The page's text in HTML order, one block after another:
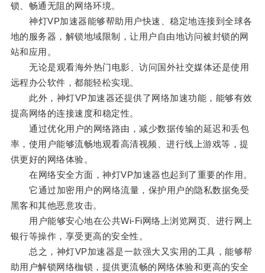
锁、畅通无阻的网络环境。
神灯VP加速器能够帮助用户快速、稳定地连接到全球各
地的服务器，解锁地域限制，让用户自由地访问被封锁的网
站和应用。
无论是观看海外热门电影、访问国外社交媒体还是使用
远程办公软件，都能轻松实现。
此外，神灯VP加速器还提供了网络加速功能，能够有效
提高网络的连接速度和稳定性。
通过优化用户的网络路由，减少数据传输的延迟和丢包
率，使用户能够流畅地观看高清视频、进行线上游戏等，提
供更好的网络体验。
在网络安全方面，神灯VP加速器也起到了重要的作用。
它通过加密用户的网络流量，保护用户的隐私数据免受
黑客和其他恶意攻击。
用户能够安心地在公共Wi-Fi网络上浏览网页、进行网上
银行等操作，享受更高的安全性。
总之，神灯VP加速器是一款强大又实用的工具，能够帮
助用户解锁网络枷锁，提供更流畅的网络体验和更高的安全